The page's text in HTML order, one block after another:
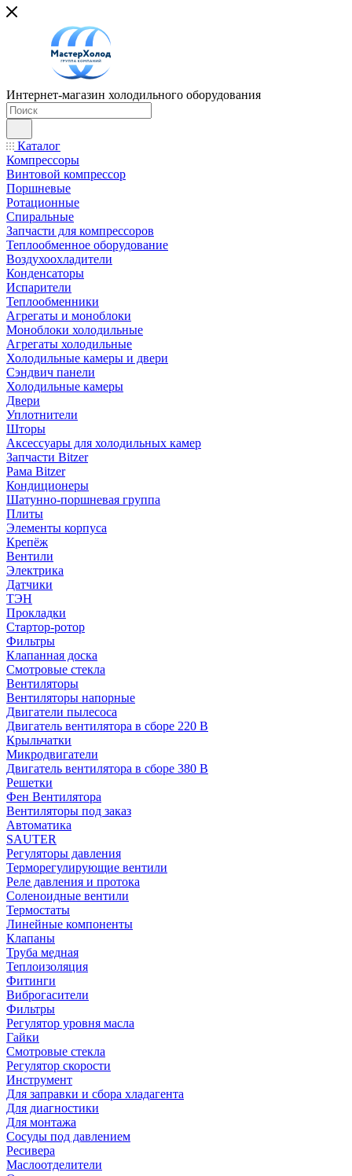
Интернет-магазин холодильного оборудования
Каталог
Компрессоры
Винтовой компрессор
Поршневые
Ротационные
Спиральные
Запчасти для компрессоров
Теплообменное оборудование
Воздухоохладители
Конденсаторы
Испарители
Теплообменники
Агрегаты и моноблоки
Моноблоки холодильные
Агрегаты холодильные
Холодильные камеры и двери
Сэндвич панели
Холодильные камеры
Двери
Уплотнители
Шторы
Аксессуары для холодильных камер
Запчасти Bitzer
Рама Bitzer
Кондиционеры
Шатунно-поршневая группа
Плиты
Элементы корпуса
Крепёж
Вентили
Электрика
Датчики
ТЭН
Прокладки
Стартор-ротор
Фильтры
Клапанная доска
Смотровые стекла
Вентиляторы
Вентиляторы напорные
Двигатели пылесоса
Двигатель вентилятора в сборе 220 В
Крыльчатки
Микродвигатели
Двигатель вентилятора в сборе 380 В
Решетки
Фен Вентилятора
Вентиляторы под заказ
Автоматика
SAUTER
Регуляторы давления
Терморегулирующие вентили
Реле давления и протока
Соленоидные вентили
Термостаты
Линейные компоненты
Клапаны
Труба медная
Теплоизоляция
Фитинги
Виброгасители
Фильтры
Регулятор уровня масла
Гайки
Смотровые стекла
Регулятор скорости
Инструмент
Для заправки и сбора хладагента
Для диагностики
Для монтажа
Сосуды под давлением
Ресивера
Маслоотделители